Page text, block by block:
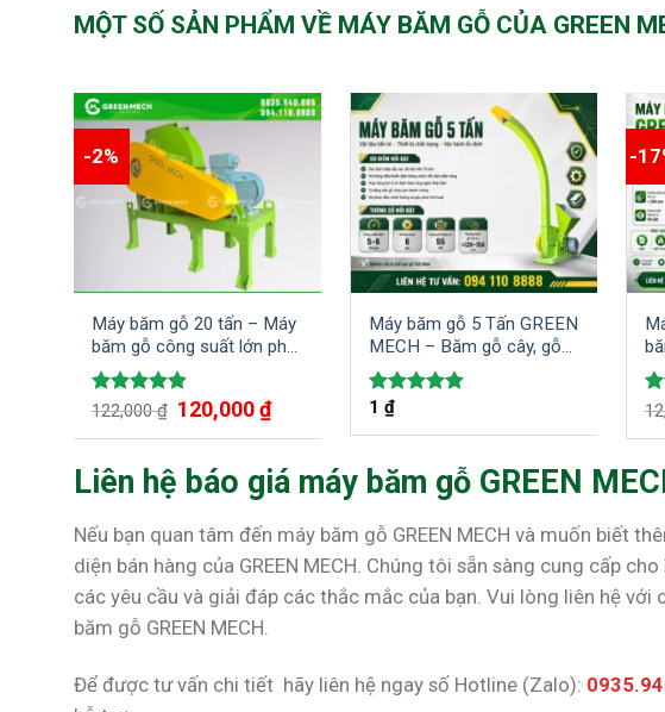
MỘT SỐ SẢN PHẨM VỀ MÁY BĂM GỖ CỦA GREEN
-2%
Máy băm gỗ 20 tấn – Máy
băm gỗ công suất lớn phù
hợp cho các khu công
nghiệp
Được xếp
122,000₫ Giá
gốc
là:
120,000₫Giá
hiện
tại
120,000 ₫.
Máy băm gỗ 5 Tấn GREEN
MECH – Băm gỗ cây, gỗ
bìa thành dạng dăm
Được xếp
1 ₫
-
Liên hệ báo giá máy băm gỗ GREEN
Nếu bạn quan tâm đến máy băm gỗ GREEN MECH và muốn biết
diện bán hàng của GREEN MECH. Chúng tôi sẵn sàng cung cấp
các yêu cầu và giải đáp các thắc mắc của bạn. Vui lòng liên hệ
băm gỗ GREEN MECH.
Để được tư vấn chi tiết hãy liên hệ ngay số Hotline (Zalo):